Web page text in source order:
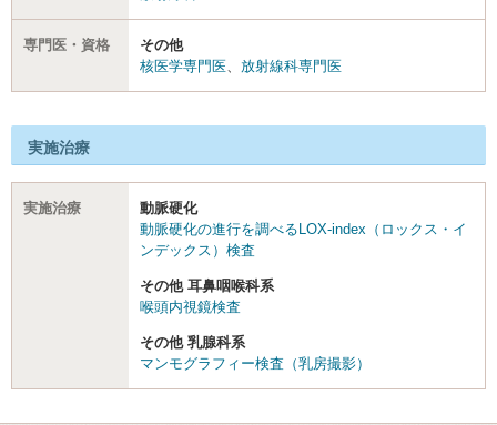
専門医・資格
その他
核医学専門医、 放射線科専門医
実施治療
実施治療
動脈硬化
動脈硬化の進行を調べるLOX-index（ロックス・イ
ンデックス）検査
その他 耳鼻咽喉科系
喉頭内視鏡検査
その他 乳腺科系
マンモグラフィー検査（乳房撮影）